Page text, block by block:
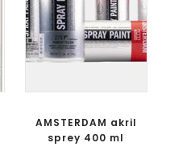
AMSTERDAM akril
sprey 400 ml